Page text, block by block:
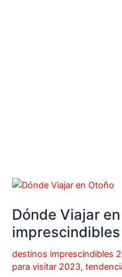
Dónde Viajar
destinos imprescindibles
para visitar 2023,
Dónde
en
Otoño:
Destinos
imprescindibles
para